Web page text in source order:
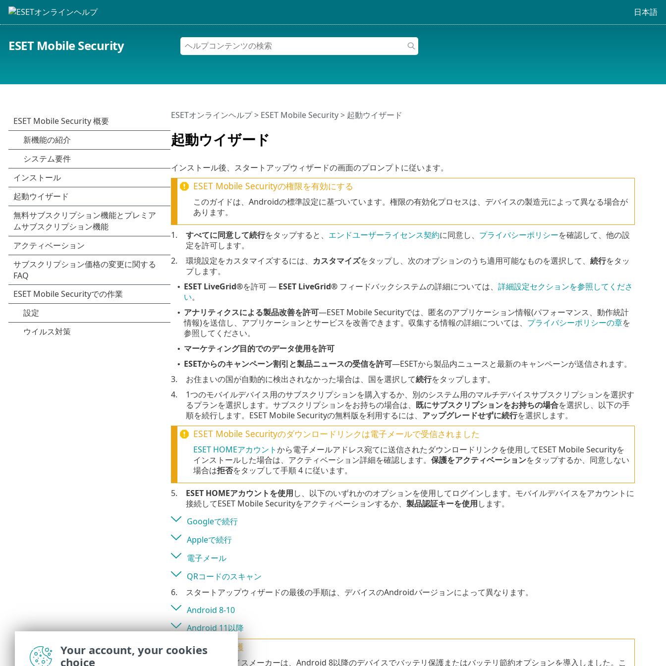
日本語
ESET Mobile Security
起動ウイザード
ESETオンラインヘルプ> ESET Mobile Security> 起動ウイザード
インストール後、スタートアップウィザードの画面のプロンプトに従います。
ESET Mobile Securityの権限を有効にする
このガイドは、Androidの標準設定に基づいています。権限の有効化プロセスは、デバイスの製造元によって異なる場合が
あります。
1. すべてに同意して続行をタップすると、 エンドユーザーライセンス契約に同意し、 プライバシーポリシーを確認して、他の設
定を許可します。
2.
環境設定をカスタマイズするには、 カスタマイズをタップし、次のオプションのうち適用可能なものを選択して、 続行をタッ
プします。
• ESET LiveGrid®を許可 — ESET LiveGrid®フィードバックシステムの詳細については、 詳細設定セクションを参照してくださ
い。
• アナリティクスによる製品改善を許可—ESET Mobile Securityでは、匿名のアプリケーション情報(パフォーマンス、動作統計
情報)を送信し、アプリケーションとサービスを改善できます。収集する情報の詳細については、 プライバシーポリシーの章を
参照してください。
• マーケティング目的でのデータ使用を許可
• ESETからのキャンペーン割引と製品ニュースの受信を許可—ESETから製品内ニュースと最新のキャンペーンが送信されます。
3.
お住まいの国が自動的に検出されなかった場合は、国を選択して続行をタップします。
4.
1つのモバイルデバイス用のサブスクリプションを購入するか、別のシステム用のマルチデバイスサブスクリプションを選択す
るプランを選択します。サブスクリプションをお持ちの場合は、 既にサブスクリプションをお持ちの場合を選択し、以下の手
順を続行します。ESET Mobile Securityの無料版を利用するには、 アップグレードせずに続行を選択します。
ESET Mobile Securityのダウンロードリンクは電子メールで受信されました
ESET HOMEアカウントから電子メールアドレス宛てに送信されたダウンロードリンクを使用してESET Mobile Securityを
インストールした場合は、アクティベーション詳細を確認します。 保護をアクティベーションをタップするか、同意しない
場合は拒否をタップして手順 4 に従います。
5. ESET HOMEアカウントを使用し、以下のいずれかのオプションを使用してログインします。モバイルデバイスをアカウントに
接続してESET Mobile Securityをアクティベーションするか、 製品認証キーを使用します。
Googleで続行
Appleで続行
電子メール
QRコードのスキャン
6.
スタートアップウィザードの最後の手順は、デバイスのAndroidバージョンによって異なります。
Android 8-10
Android 11以降
バッテリ保護
多くのデバイスメーカーは、Android 8以降のデバイスでバッテリ保護またはバッテリ節約オプションを導入しました。こ
Your account, your cookies
choice